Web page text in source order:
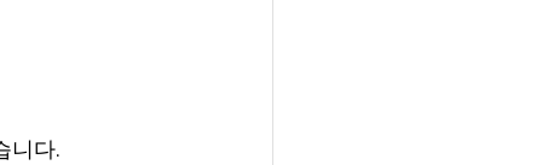
니다.